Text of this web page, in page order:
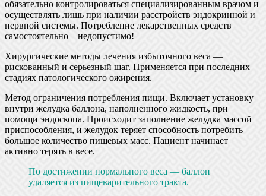
обязательно контролироваться специализированным врачом и
осуществлять лишь при наличии расстройств эндокринной и
нервной системы. Потребление лекарственных средств
самостоятельно – недопустимо!
Хирургические методы лечения избыточного веса —
рискованный и серьезный шаг. Применяется при последних
стадиях патологического ожирения.
Метод ограничения потребления пищи. Включает установку
внутри желудка баллона, наполненного жидкость, при
помощи эндоскопа. Происходит заполнение желудка массой
приспособления, и желудок теряет способность потребить
большое количество пищевых масс. Пациент начинает
активно терять в весе.
По достижении нормального веса — баллон
удаляется из пищеварительного тракта.